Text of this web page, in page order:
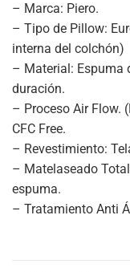
– Marca: Piero.
– Tipo de Pillow:
interna del colchón)
– Material: Espuma
duración.
– Proceso Air Flow.
CFC Free.
– Revestimiento:
– Matelaseado
espuma.
– Tratamiento Anti